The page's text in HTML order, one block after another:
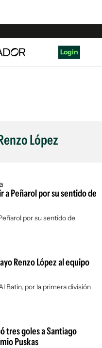
Login
López
a Peñarol por su sentido de
por su sentido de
Renzo López al equipo
Batin, por la primera división
tres goles a Santiago
Puskas